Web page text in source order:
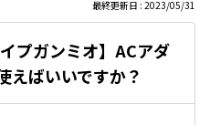
最終更新日 : 2023/05/31
プガンミオ】ACアダ
えばいいですか？